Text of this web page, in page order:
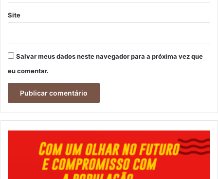
Site
Salvar meus dados neste navegador para a próxima vez que
eu comentar.